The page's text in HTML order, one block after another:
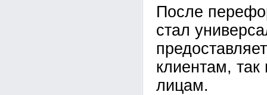
После
стал
клиентам,
лицам.